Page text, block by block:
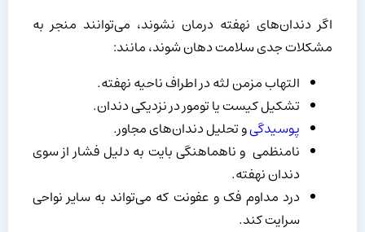
اگر دندان‌های نهفته درمان نشوند، می‌توانند منجر به
مشکلات جدی سلامت دهان شوند، مانند:
التهاب مزمن لثه در اطراف ناحیه نهفته.
تشکیل کیست یا تومور در نزدیکی دندان.
پوسیدگیو تحلیل دندان‌های مجاور.
نامنظمی و ناهماهنگی بایت به دلیل فشار از سوی
دندان نهفته.
درد مداوم فک و عفونت که می‌تواند به سایر نواحی
سرایت کند.